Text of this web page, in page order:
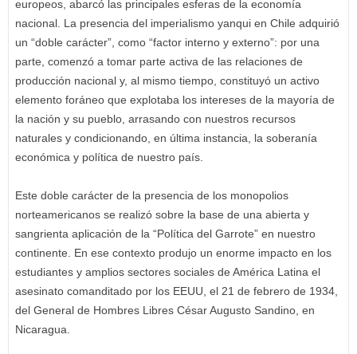
europeos, abarcó las principales esferas de la economía
nacional. La presencia del imperialismo yanqui en Chile adquirió
un “doble carácter”, como “factor interno y externo”: por una
parte, comenzó a tomar parte activa de las relaciones de
producción nacional y, al mismo tiempo, constituyó un activo
elemento foráneo que explotaba los intereses de la mayoría de
la nación y su pueblo, arrasando con nuestros recursos
naturales y condicionando, en última instancia, la soberanía
económica y política de nuestro país.
Este doble carácter de la presencia de los monopolios
norteamericanos se realizó sobre la base de una abierta y
sangrienta aplicación de la “Política del Garrote” en nuestro
continente. En ese contexto produjo un enorme impacto en los
estudiantes y amplios sectores sociales de América Latina el
asesinato comanditado por los EEUU, el 21 de febrero de 1934,
del General de Hombres Libres César Augusto Sandino, en
Nicaragua.